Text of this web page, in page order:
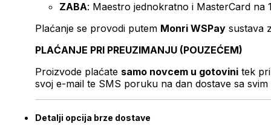
ZABA: Maestro jednokratno i MasterCard na
Plaćanje se provodi putem Monri WSPay sustava
PLAĆANJE PRI PREUZIMANJU (POUZEĆEM)
Proizvode plaćate samo novcem u gotovini tek
svoj e-mail te SMS poruku na dan dostave sa svim
Detalji opcija brze dostave